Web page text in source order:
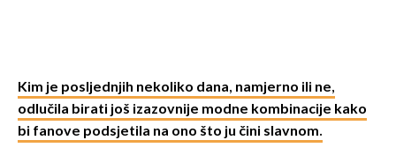
Kim je posljednjih nekoliko dana, namjerno ili ne,
odlučila birati još izazovnije modne kombinacije kako
bi fanove podsjetila na ono što ju čini slavnom.